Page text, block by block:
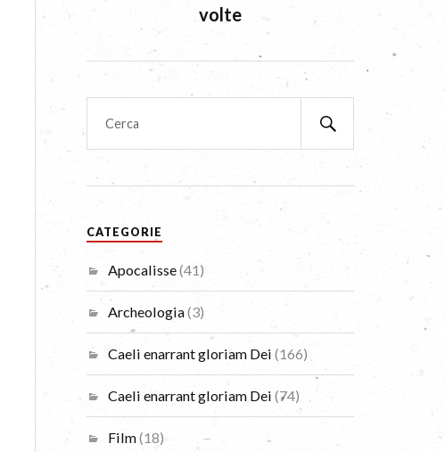
volte
CATEGORIE
Apocalisse(41)
Archeologia(3)
Caeli enarrant gloriam Dei (166)
Caeli enarrant gloriam Dei (74)
Film(18)